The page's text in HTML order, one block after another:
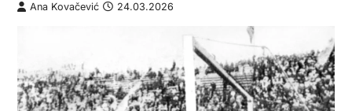
Ana Kovačević 24.03.2026